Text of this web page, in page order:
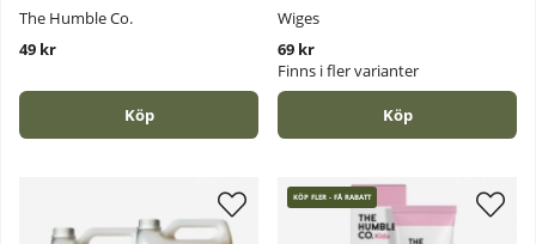
The Humble Co.
49 kr
Köp
Wiges
69 kr
Finns i fler varianter
Köp
KÖP FLER - FÅ RABATT